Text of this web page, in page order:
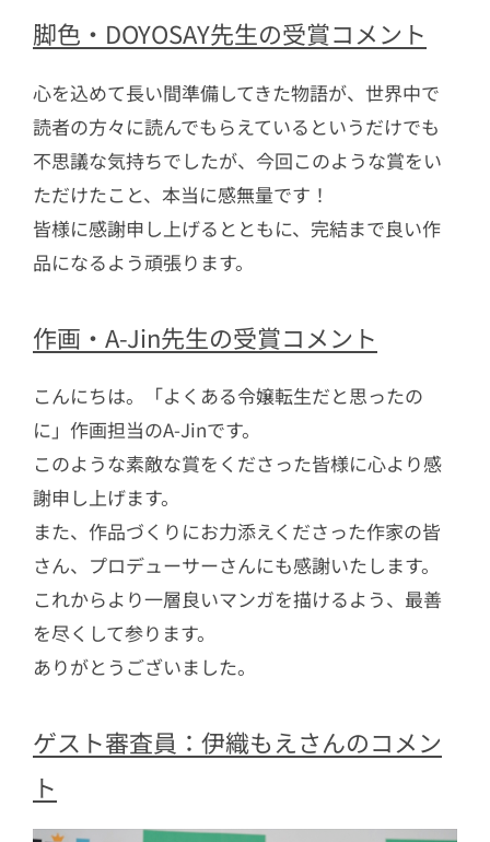
脚色・DOYOSAY先生の受賞コメント
心を込めて長い間準備してきた物語が、世界中で
読者の方々に読んでもらえているというだけでも
不思議な気持ちでしたが、今回このような賞をい
ただけたこと、本当に感無量です！
皆様に感謝申し上げるとともに、完結まで良い作
品になるよう頑張ります。
作画・A-Jin先生の受賞コメント
こんにちは。「よくある令嬢転生だと思ったの
に」作画担当のA-Jinです。
このような素敵な賞をくださった皆様に心より感
謝申し上げます。
また、作品づくりにお力添えくださった作家の皆
さん、プロデューサーさんにも感謝いたします。
これからより一層良いマンガを描けるよう、最善
を尽くして参ります。
ありがとうございました。
ゲスト審査員：伊織もえさんのコメン
ト